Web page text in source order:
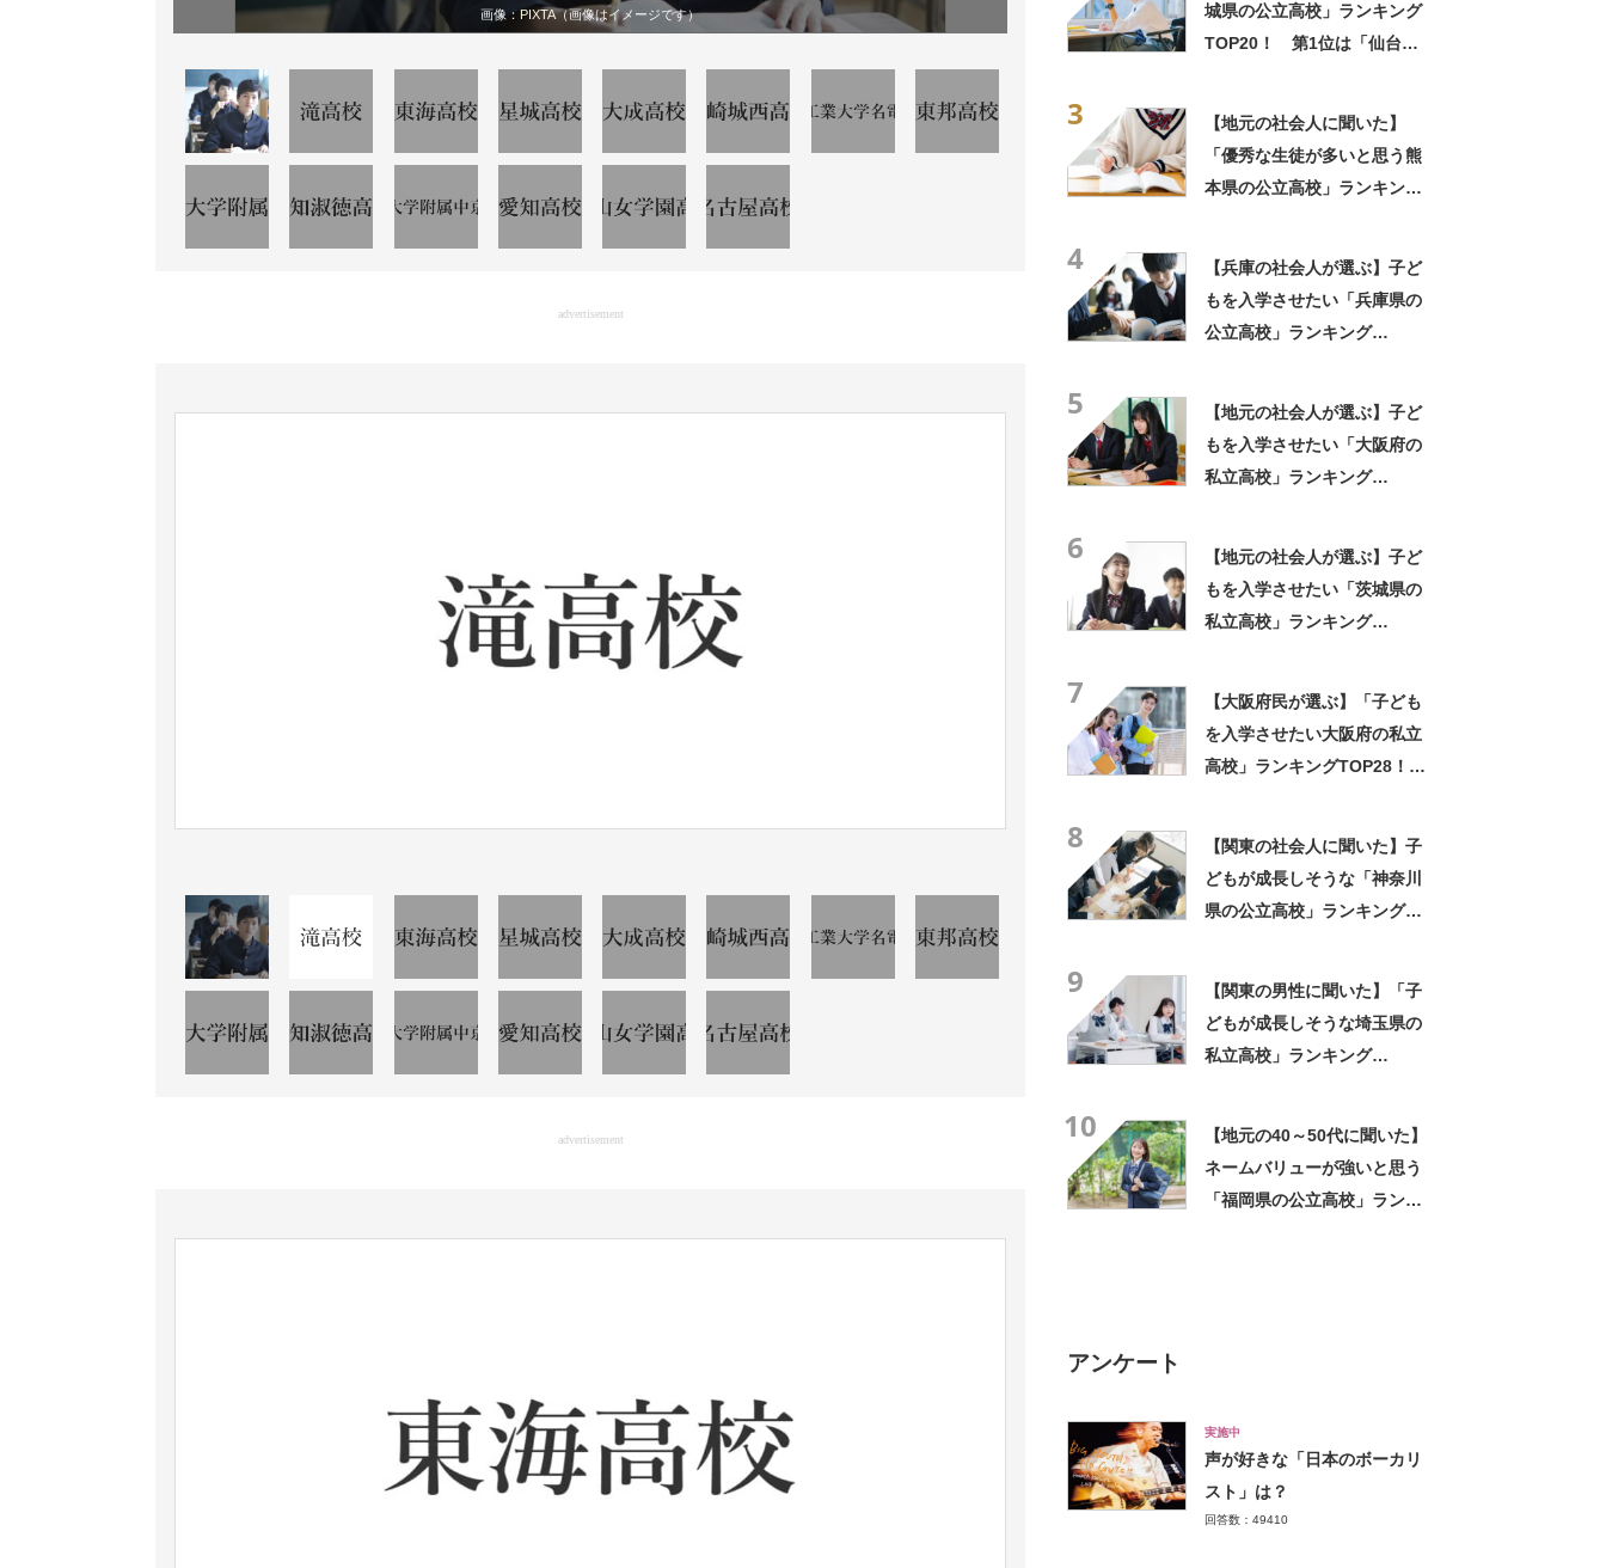
画像： PIXTA（画像はイメージです）
advertisement
advertisement
城県の公立高校」ランキング
TOP20！ 第1位は「仙台第
3
【地元の社会人に聞いた】
「優秀な生徒が多いと思う熊
本県の公立高校」ランキング
4
【兵庫の社会人が選ぶ】子ど
もを入学させたい「兵庫県の
公立高校」ランキング
5
【地元の社会人が選ぶ】子ど
もを入学させたい「大阪府の
私立高校」ランキング
6
【地元の社会人が選ぶ】子ど
もを入学させたい「茨城県の
私立高校」ランキング
7
【大阪府民が選ぶ】「子ども
を入学させたい大阪府の私立
高校」ランキングTOP28！
8
【関東の社会人に聞いた】子
どもが成長しそうな「神奈川
県の公立高校」ランキング
9
【関東の男性に聞いた】「子
どもが成長しそうな埼玉県の
私立高校」ランキング
10
【地元の40～50代に聞いた】
ネームバリューが強いと思う
「福岡県の公立高校」ランキ
アンケート
実施中
声が好きな「日本のボーカリ
スト」は？
回答数：49410